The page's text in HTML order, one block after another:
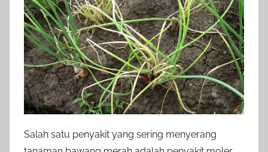
Salah satu penyakit yang sering menyerang